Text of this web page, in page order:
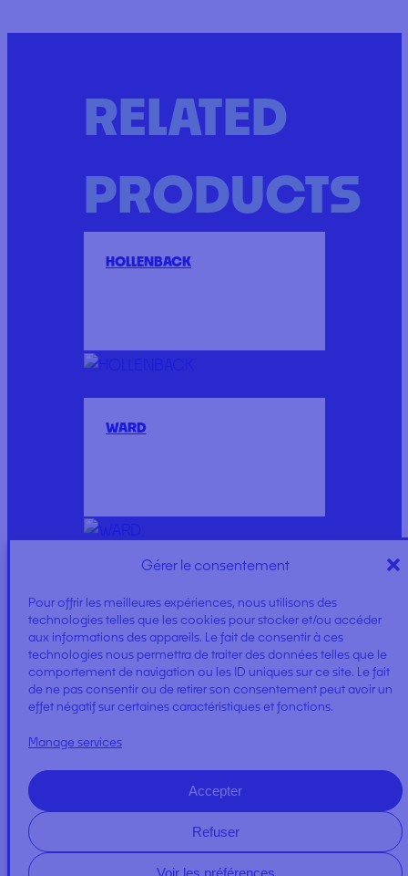
Gérer le consentement
Pour offrir les meilleures expériences, nous utilisons des
technologies telles que les cookies pour stocker et/ou accéder
aux informations des appareils. Le fait de consentir à ces
technologies nous permettra de traiter des données telles que le
comportement de navigation ou les ID uniques sur ce site. Le fait
de ne pas consentir ou de retirer son consentement peut avoir un
effet négatif sur certaines caractéristiques et fonctions.
Manage services
Accepter
Refuser
Voir les préférences
RELATED
PRODUCTS
HOLLENBACK
WARD